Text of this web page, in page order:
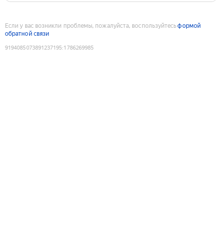
Если у вас возникли проблемы, пожалуйста, воспользуйтесьформой
обратной связи
9194085073891237195:1786269985